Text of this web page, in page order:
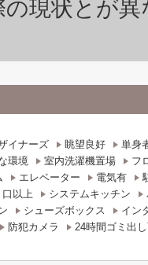
現状とが
イナーズ 眺望良好
単身
環境 室内洗濯機置場
フ
エレベーター 電気有
口以上 システムキッチン
シューズボックス
イン
防犯カメラ 24時間ゴミ出